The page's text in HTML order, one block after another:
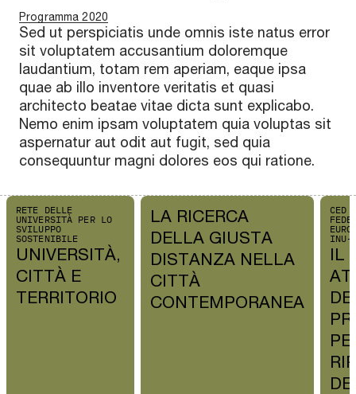
Programma 2020
Sed ut perspiciatis unde omnis iste natus error
sit voluptatem accusantium doloremque
laudantium, totam rem aperiam, eaque ipsa
quae ab illo inventore veritatis et quasi
architecto beatae vitae dicta sunt explicabo.
Nemo enim ipsam voluptatem quia voluptas sit
aspernatur aut odit aut fugit, sed quia
consequuntur magni dolores eos qui ratione.
RETE DELLE
UNIVERSITÀ PER LO
SVILUPPO
SOSTENIBILE
UNIVERSITÀ,
CITTÀ E
TERRITORIO
LA RICERCA
DELLA GIUSTA
DISTANZA NELLA
CITTÀ
CONTEMPORANEA
CED
INU-
IL